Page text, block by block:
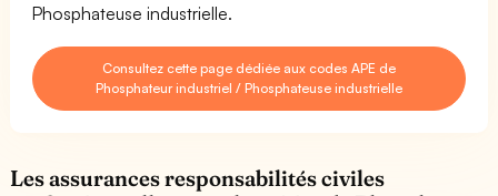
Phosphateuse industrielle.
Consultez cette page dédiée aux codes APE de
Phosphateur industriel / Phosphateuse industrielle
Les assurances responsabilités civiles